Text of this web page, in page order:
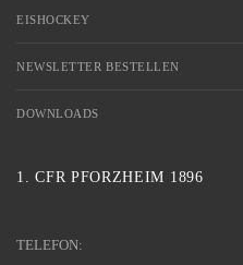
EISHOCKEY
NEWSLETTER BESTELLEN
DOWNLOADS
1. CFR PFORZHEIM 1896
TELEFON: